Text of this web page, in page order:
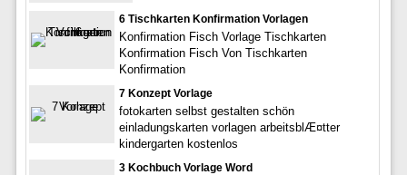
6 Tischkarten Konfirmation Vorlagen
Konfirmation Fisch Vorlage Tischkarten
Konfirmation Fisch Von Tischkarten
Konfirmation
7 Konzept Vorlage
fotokarten selbst gestalten schön
einladungskarten vorlagen arbeitsblÆ¤tter
kindergarten kostenlos
3 Kochbuch Vorlage Word